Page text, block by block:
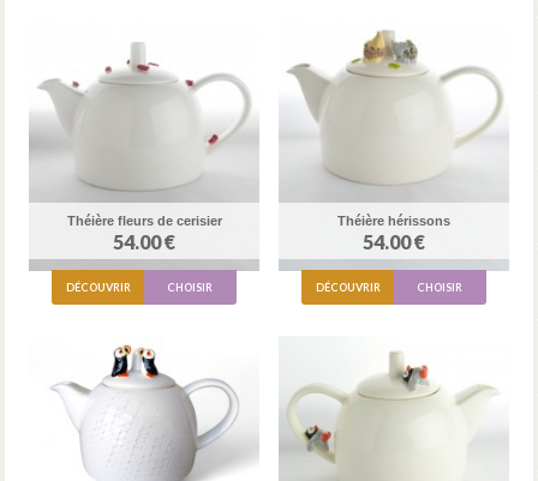
Théière fleurs de cerisier
54.00 €
DÉCOUVRIR CHOISIR
Théière hérissons
54.00 €
DÉCOUVRIR CHOISIR